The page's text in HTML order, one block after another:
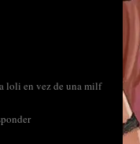
loli en vez de una milf